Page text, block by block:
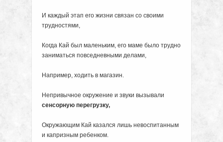
И каждый этап его жизни связан со своими
трудностями,
Когда Кай был маленьким, его маме было трудно
заниматься повседневными делами,
Например, ходить в магазин.
Непривычное окружение и звуки вызывали
сенсорную перегрузку,
Окружающим Кай казался лишь невоспитанным
и капризным ребенком.